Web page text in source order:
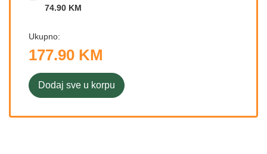
74.90 KM
Ukupno:
177.90 KM
Dodaj sve u korpu